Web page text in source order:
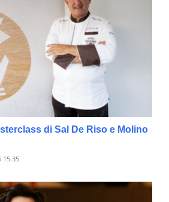
di Sal De Riso e Molino
15:35